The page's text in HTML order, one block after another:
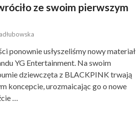
ze swoim pierwszym
ponownie usłyszeliśmy nowy materiał
YG Entertainment. Na swoim
dziewczęta z BLACKPINK trwają
koncepcie, urozmaicając go o nowe
…